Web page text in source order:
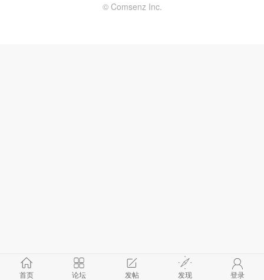
首页 论坛 发帖 发现 登录
© Comsenz Inc.